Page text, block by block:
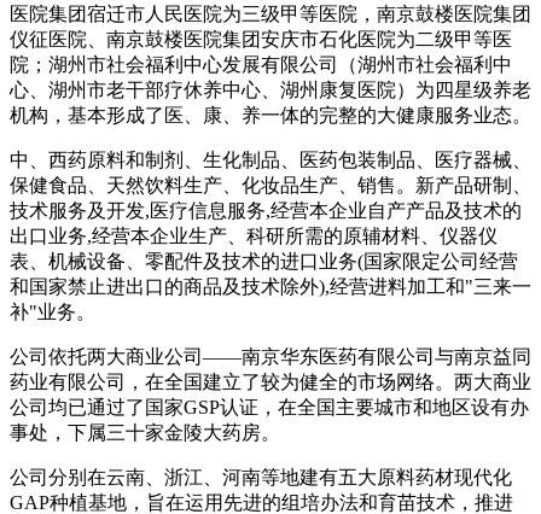
医院集团宿迁市人民医院为三级甲等医院，南京鼓楼医院集团
仪征医院、南京鼓楼医院集团安庆市石化医院为二级甲等医
院；湖州市社会福利中心发展有限公司（湖州市社会福利中
心、湖州市老干部疗休养中心、湖州康复医院）为四星级养老
机构，基本形成了医、康、养一体的完整的大健康服务业态。
中、西药原料和制剂、生化制品、医药包装制品、医疗器械、
保健食品、天然饮料生产、化妆品生产、销售。新产品研制、
技术服务及开发,医疗信息服务,经营本企业自产产品及技术的
出口业务,经营本企业生产、科研所需的原辅材料、仪器仪
表、机械设备、零配件及技术的进口业务(国家限定公司经营
和国家禁止进出口的商品及技术除外),经营进料加工和"三来一
补"业务。
公司依托两大商业公司——南京华东医药有限公司与南京益同
药业有限公司，在全国建立了较为健全的市场网络。两大商业
公司均已通过了国家GSP认证，在全国主要城市和地区设有办
事处，下属三十家金陵大药房。
公司分别在云南、浙江、河南等地建有五大原料药材现代化
GAP种植基地，旨在运用先进的组培办法和育苗技术，推进